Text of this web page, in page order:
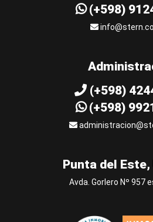
(+598)
(+598)
(+598)
Punta del Este,
Avda. Gorlero Nº 957